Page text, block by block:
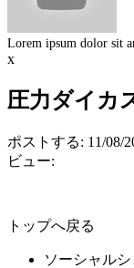
Lorem ipsum dolor sit
x
圧力ダイカ
ポストする: 11/08/
ビュー:
トップへ戻る
ソーシャル